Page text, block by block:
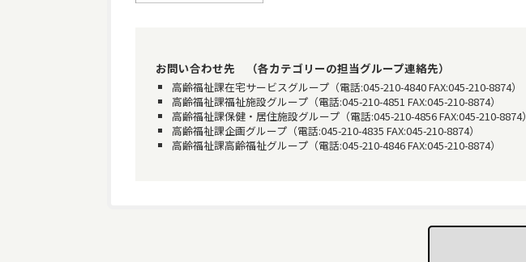
お問い合わせ先 （各カテゴリーの担当グループ連絡先）
高齢福祉課在宅サービスグループ（電話:045-210-4840 FAX:045-210-8874）
高齢福祉課福祉施設グループ（電話:045-210-4851 FAX:045-210-8874）
高齢福祉課保健・居住施設グループ（電話:045-210-4856 FAX:045-210-8874）
高齢福祉課企画グループ（電話:045-210-4835 FAX:045-210-8874）
高齢福祉課高齢福祉グループ（電話:045-210-4846 FAX:045-210-8874）